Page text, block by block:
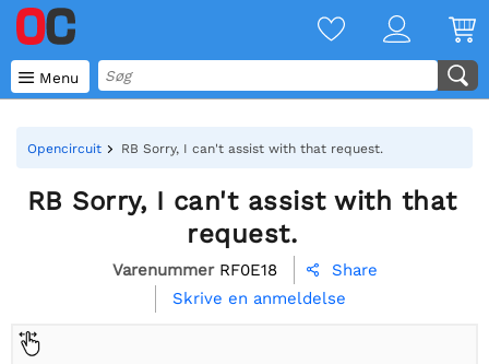
 Menu
Opencircuit RB Sorry, I can't assist with that request.
RB Sorry, I can't assist with that
request.
Varenummer RF0E18 
Share
Skrive en anmeldelse